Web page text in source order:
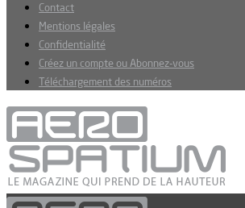
Contact
Mentions légales
Confidentialité
Créez un compte ou Abonnez-vous
Téléchargement des numéros